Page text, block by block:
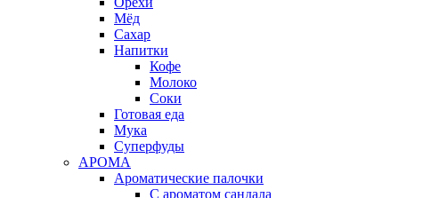
Мёд
Сахар
Напитки
Кофе
Молоко
Соки
Готовая еда
Мука
Суперфуды
АРОМА
Ароматические палочки
С ароматом сандала